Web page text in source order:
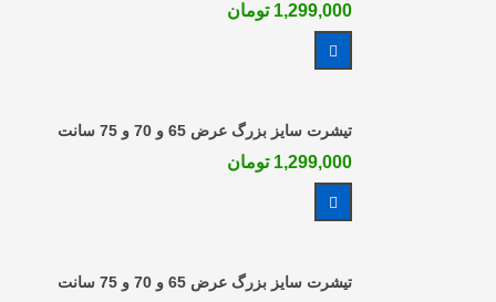
1,299,000 تومان
تیشرت سایز بزرگ عرض 65 و 70 و 75 سانت
1,299,000 تومان
تیشرت سایز بزرگ عرض 65 و 70 و 75 سانت